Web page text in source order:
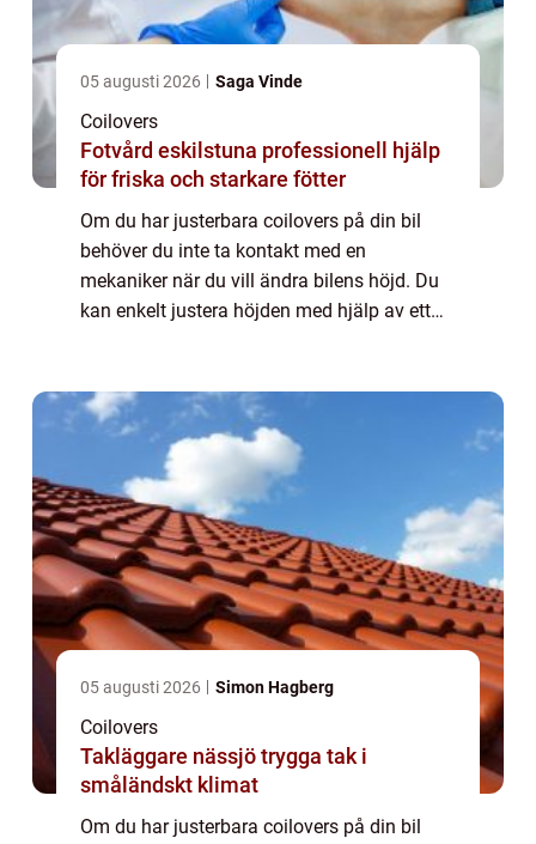
05 augusti 2026 Saga Vinde
Coilovers
Fotvård eskilstuna professionell hjälp
för friska och starkare fötter
Om du har justerbara coilovers på din bil
behöver du inte ta kontakt med en
mekaniker när du vill ändra bilens höjd. Du
kan enkelt justera höjden med hjälp av ett
05 augusti 2026 Simon Hagberg
Coilovers
Takläggare nässjö trygga tak i
småländskt klimat
Om du har justerbara coilovers på din bil